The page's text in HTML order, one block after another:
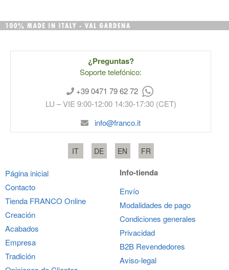
¿Preguntas?
Soporte telefónico:
+39 0471 79 62 72
LU – VIE 9:00-12:00 14:30-17:30 (CET)
info@franco.it
IT DE EN FR
Página inicial
Contacto
Tienda FRANCO Online
Creación
Acabados
Empresa
Tradición
Info-tienda
Envío
Modalidades de pago
Condiciones generales
Privacidad
B2B Revendedores
Aviso-legal